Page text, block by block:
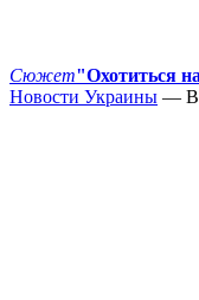
Сюжет"Охотиться
Новости Украины —